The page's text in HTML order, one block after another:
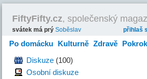
FiftyFifty.cz, společenský
svátek má prýSoběslav přihlaš
Po domácku Kulturně Zdravě
HravěDiskuze (100)
Osobní diskuze